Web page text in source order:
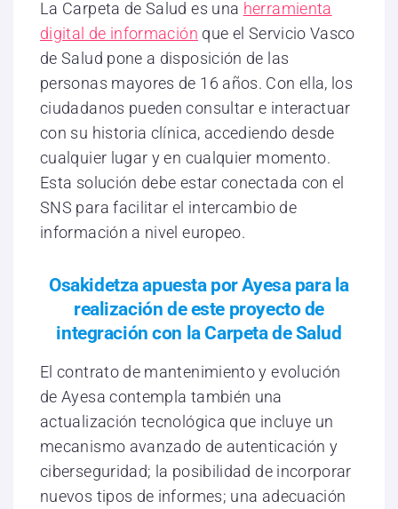
La Carpeta de Salud es una herramienta
digital de información que el Servicio Vasco
de Salud pone a disposición de las
personas mayores de 16 años. Con ella, los
ciudadanos pueden consultar e interactuar
con su historia clínica, accediendo desde
cualquier lugar y en cualquier momento.
Esta solución debe estar conectada con el
SNS para facilitar el intercambio de
información a nivel europeo.
Osakidetza apuesta por Ayesa para la
realización de este proyecto de
integración con la Carpeta de Salud
El contrato de mantenimiento y evolución
de Ayesa contempla también una
actualización tecnológica que incluye un
mecanismo avanzado de autenticación y
ciberseguridad; la posibilidad de incorporar
nuevos tipos de informes; una adecuación